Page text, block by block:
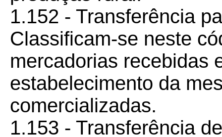
1.152 - Transferência
Classificam-se neste
mercadorias recebidas
estabelecimento da
comercializadas.
1.153 - Transferência